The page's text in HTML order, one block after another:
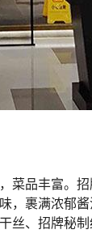
菜品丰富。
裹满浓郁酱
丝、招牌秘